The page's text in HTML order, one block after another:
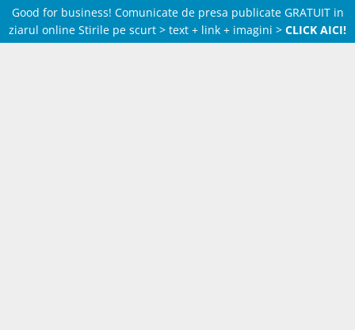
Good for business! Comunicate de presa publicate GRATUIT in
ziarul online Stirile pe scurt > text + link + imagini > CLICK AICI!